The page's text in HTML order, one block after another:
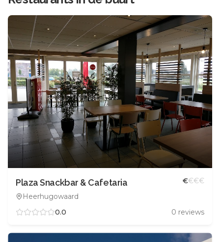
Plaza Snackbar & Cafetaria
Heerhugowaard
€€€€
0.0 0 reviews